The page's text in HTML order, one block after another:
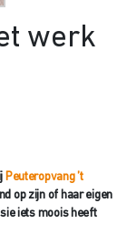
werk
Peuteropvang ’t
op zijn of haar eigen
iets moois heeft